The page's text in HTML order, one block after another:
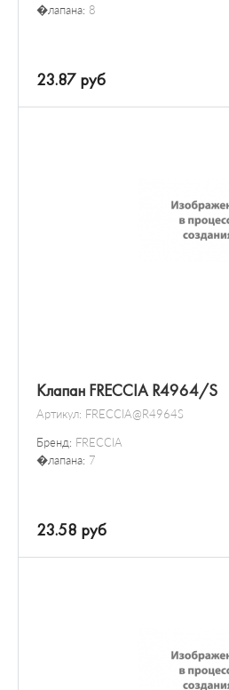
�лапана: 8
23.87 руб
Клапан FRECCIA R4964/S
Артикул: FRECCIA@R4964S
Бренд: FRECCIA
�лапана: 7
23.58 руб